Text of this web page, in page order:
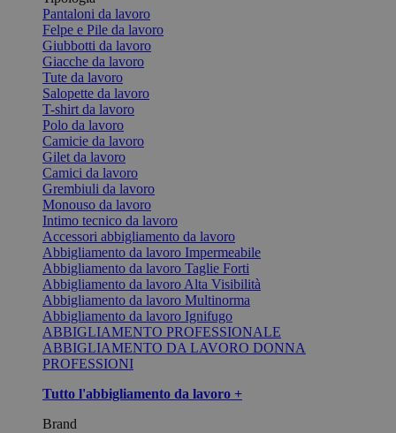
Pantaloni da lavoro
Felpe e Pile da lavoro
Giubbotti da lavoro
Giacche da lavoro
Tute da lavoro
Salopette da lavoro
T-shirt da lavoro
Polo da lavoro
Camicie da lavoro
Gilet da lavoro
Camici da lavoro
Grembiuli da lavoro
Monouso da lavoro
Intimo tecnico da lavoro
Accessori abbigliamento da lavoro
Abbigliamento da lavoro Impermeabile
Abbigliamento da lavoro Taglie Forti
Abbigliamento da lavoro Alta Visibilità
Abbigliamento da lavoro Multinorma
Abbigliamento da lavoro Ignifugo
ABBIGLIAMENTO PROFESSIONALE
ABBIGLIAMENTO DA LAVORO DONNA
PROFESSIONI
Tutto l'abbigliamento da lavoro +
Brand